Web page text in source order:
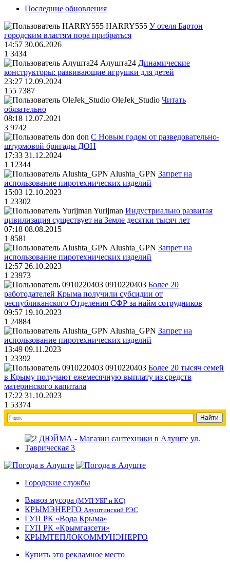
Последние обновления
HARRY555 У отеля Бартон
городским властям пора прибраться
14:57 30.06.2026
1 3434
Алушта24 Динамические
конструкторы: развивающие игрушки для детей
23:27 12.09.2024
155 7387
OleJek_Studio Читать
обязательно
08:18 12.07.2021
3 9742
don С Новым годом от разведовательно-
штурмовой бригады ДОН
17:33 31.12.2024
1 12344
Alushta_GPN Запрет на
использование пиротехнических изделий
15:03 12.10.2023
1 23302
Yurijman Индустриально развитая
цивилизация существует на Земле десятки тысяч лет
07:18 08.08.2015
1 8581
Alushta_GPN Запрет на
использование пиротехнических изделий
12:57 26.10.2023
1 23973
0910220403 Более 20
работодателей Крыма получили субсидии от
республиканского Отделения СФР за найм сотрудников
09:57 19.10.2023
1 24884
Alushta_GPN Запрет на
использование пиротехнических изделий
13:49 09.11.2023
1 23392
0910220403 Более 20 тысяч семей
в Крыму получают ежемесячную выплату из средств
материнского капитала
17:22 31.10.2023
1 53374
Городские службы
Вывоз мусора (МУП УБГ и КС)
КРЫМЭНЕРГО Алуштинский РЭС
ГУП РК «Вода Крыма»
ГУП РК «Крымгазсети»
КРЫМТЕПЛОКОММУНЭНЕРГО
Купить это рекламное место